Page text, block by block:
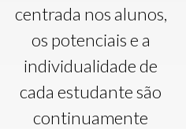
centrada nos alunos,
os potenciais e a
individualidade de
cada estudante são
continuamente